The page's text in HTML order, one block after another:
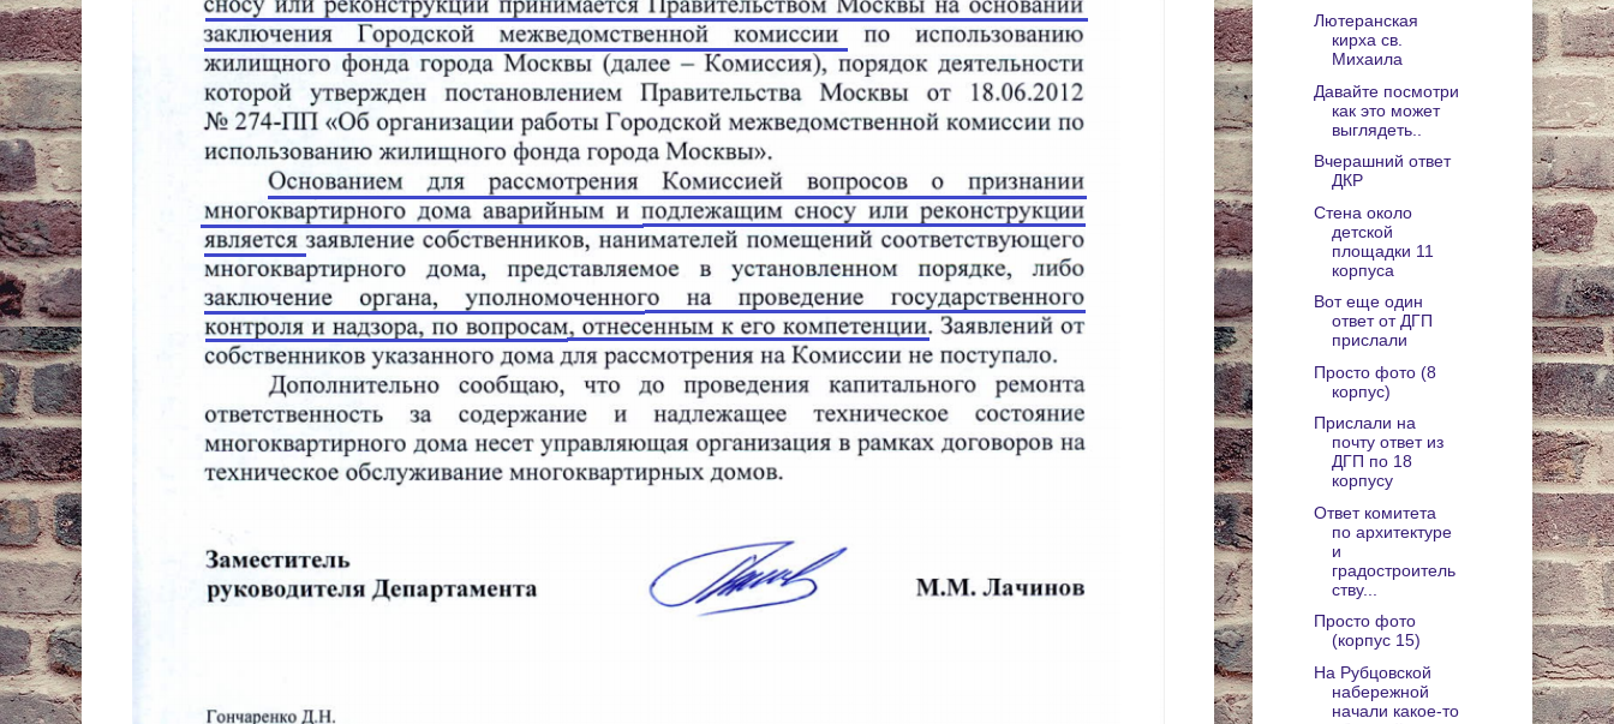
Лютеранская
кирха св.
Михаила
Давайте посмотри
как это может
выглядеть..
Вчерашний ответ
ДКР
Стена около
детской
площадки 11
корпуса
Вот еще один
ответ от ДГП
прислали
Просто фото (8
корпус)
Прислали на
почту ответ из
ДГП по 18
корпусу
Ответ комитета
по архитектуре
и
градостроитель
ству...
Просто фото
(корпус 15)
На Рубцовской
набережной
начали какое-то